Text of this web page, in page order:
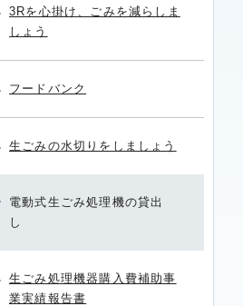
3Rを心掛け、ごみを減らしま
しょう
フードバンク
生ごみの水切りをしましょう
電動式生ごみ処理機の貸出
し
生ごみ処理機器購入費補助事
業実績報告書